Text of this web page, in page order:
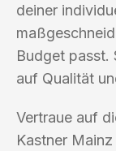
deiner
Budget passt.
auf Qualität
Vertraue auf
Kastner